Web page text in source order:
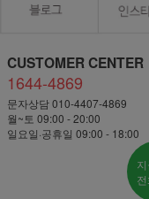
CUSTOMER CENTER
1644-4869
문자상담 010-4407-4869
월~토 09:00 - 20:00
일요일·공휴일 09:00 - 18:00